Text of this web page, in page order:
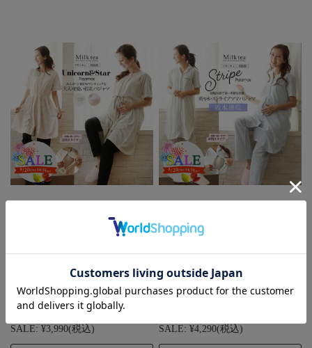
ィ＞天竺ユニコーン＆星柄
半袖パジャマ【585924】
産後 入院準備 出産準備 マ
マパジャマ ルームウエア
Milktea
SALE: ¥3,990(税込)
プカットソー半袖パジャマ
娠 出産 産前 産後 入院準
備 出産準備 ママパジャマ
SALE: ¥4,290(税込)